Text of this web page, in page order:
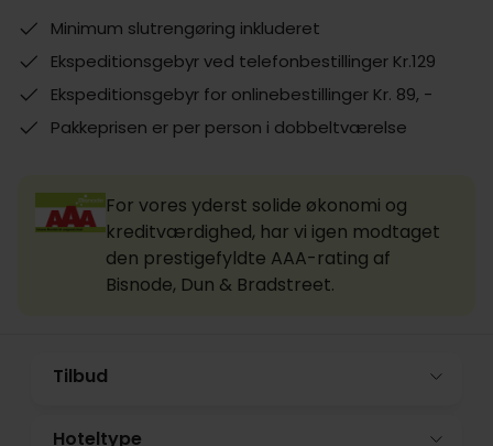
Minimum slutrengøring inkluderet
Ekspeditionsgebyr ved telefonbestillinger Kr.129
Ekspeditionsgebyr for onlinebestillinger Kr. 89, -
Pakkeprisen er per person i dobbeltværelse
For vores yderst solide økonomi og
kreditværdighed, har vi igen modtaget
den prestigefyldte AAA-rating af
Bisnode, Dun & Bradstreet.
Tilbud
Hoteltype